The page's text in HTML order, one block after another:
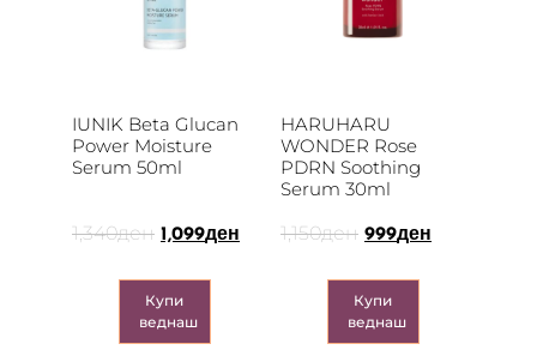
IUNIK Beta Glucan
Power Moisture
Serum 50ml
1,340ден 1,099ден
Купи
веднаш
HARUHARU
WONDER Rose
PDRN Soothing
Serum 30ml
1,150ден 999ден
Купи
веднаш